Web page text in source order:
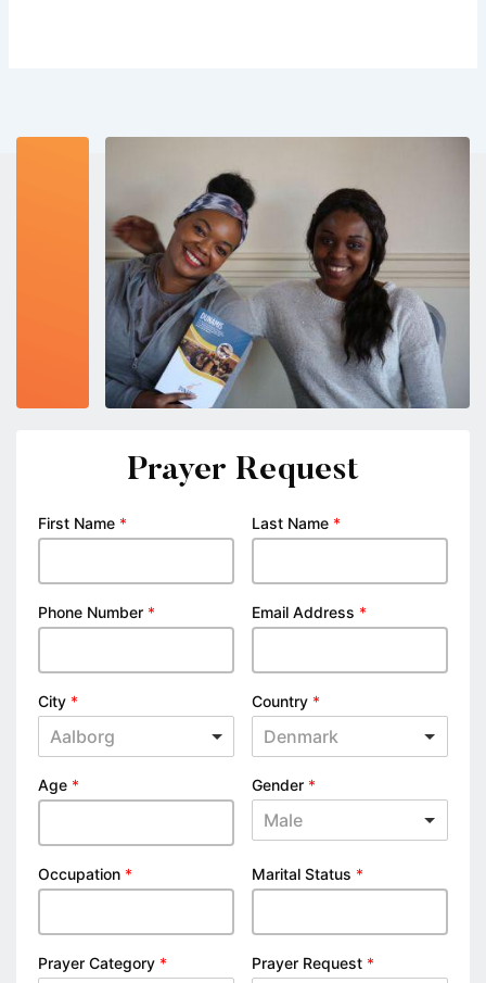
Prayer Request
First Name * Last Name *
Phone Number * Email Address *
City *
Aalborg
Country *
Denmark
Age * Gender *
Male
Occupation * Marital Status *
Prayer Category * Prayer Request *